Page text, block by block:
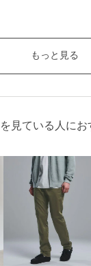
もっと見る
見ている人にお